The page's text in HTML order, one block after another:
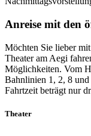
Anreise mit den
Möchten Sie lieber
Theater am Aegi
Möglichkeiten. Vom
Bahnlinien 1, 2, 8
Fahrtzeit beträgt nur
Theater